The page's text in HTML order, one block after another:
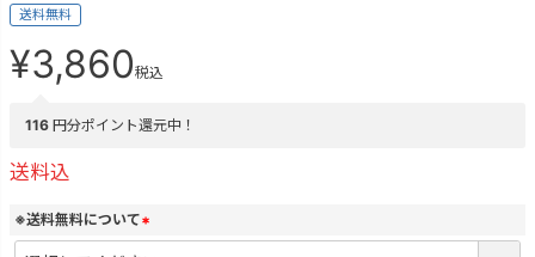
送料無料
¥3,860税込
116 円分ポイント還元中！
送料込
※送料無料について
(